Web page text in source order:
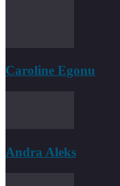
Caroline Egonu
Andra Aleks